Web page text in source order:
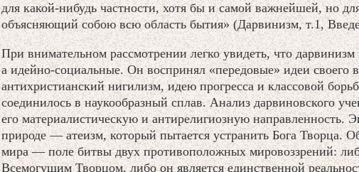
для какой-нибудь частности, хотя бы и самой важнейшей, но
объясняющий собою всю область бытия» (Дарвинизм, т.1,
При внимательном рассмотрении легко увидеть, что
а идейно-социальные. Он воспринял «передовые» идеи своего
антихристианский нигилизм, идею прогресса и классовой
соединилось в наукообразный сплав. Анализ дарвиновского
его материалистическую и антирелигиозную направленность.
природе — атеизм, который пытается устранить Бога Творца.
мира — поле битвы двух противоположных мировоззрений:
Всемогущим Творцом, либо он является единственной